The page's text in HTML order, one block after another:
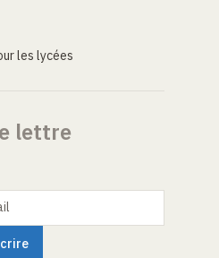
les lycées
lettre